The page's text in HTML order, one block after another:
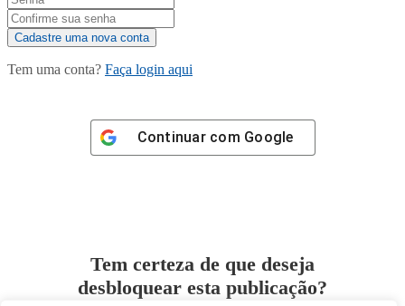
Tem uma conta? Faça login aqui
Continuar com Google
Tem certeza de que deseja
desbloquear esta publicação?